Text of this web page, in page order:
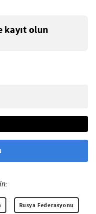
kayıt olun
Rusya Federasyonu